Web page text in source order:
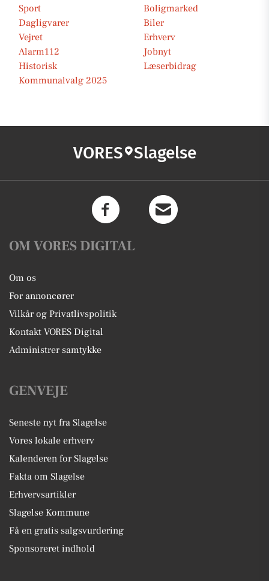
Sport
Boligmarked
Dagligvarer
Biler
Vejret
Erhverv
Alarm112
Jobnyt
Historisk
Læserbidrag
Kommunalvalg 2025
VORES Slagelse
OM VORES DIGITAL
Om os
For annoncører
Vilkår og Privatlivspolitik
Kontakt VORES Digital
Administrer samtykke
GENVEJE
Seneste nyt fra Slagelse
Vores lokale erhverv
Kalenderen for Slagelse
Fakta om Slagelse
Erhvervsartikler
Slagelse Kommune
Få en gratis salgsvurdering
Sponsoreret indhold